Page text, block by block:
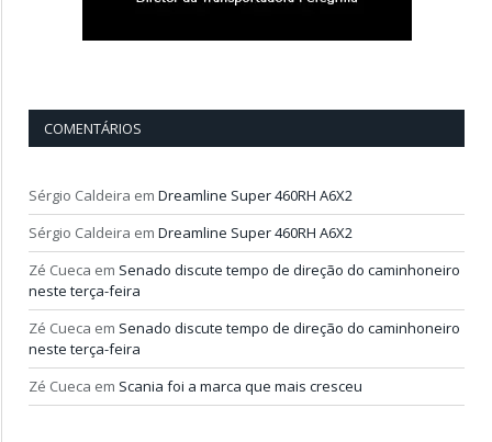
COMENTÁRIOS
Sérgio Caldeira em Dreamline Super 460RH A6X2
Sérgio Caldeira em Dreamline Super 460RH A6X2
Zé Cueca em Senado discute tempo de direção do caminhoneiro
neste terça-feira
Zé Cueca em Senado discute tempo de direção do caminhoneiro
neste terça-feira
Zé Cueca em Scania foi a marca que mais cresceu